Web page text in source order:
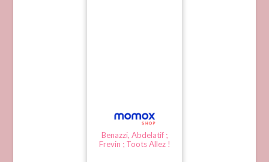
Benazzi, Abdelatif ;
Frevin ; Toots Allez !